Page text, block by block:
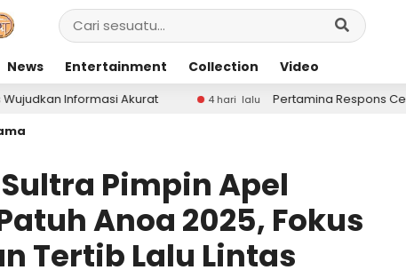
News Entertainment Collection Video
4 hari lalu Pertamina Respons Cepat Tambah Pasokan
Pimpin Apel
Anoa 2025, Fokus
Tertib Lalu Lintas